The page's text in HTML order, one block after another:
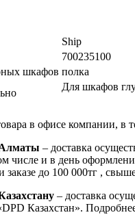
Ship
700235100
шкафов полка
Для шкафов
в офисе компании, в
Алматы – доставка
числе и в день
заказе до 100 000тг ,
– доставка
Казахстан».